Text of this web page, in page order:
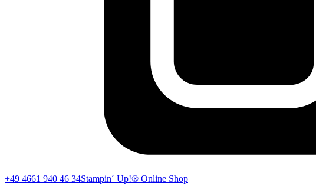
+49 4661 940 46 34Stampin´ Up!® Online Shop